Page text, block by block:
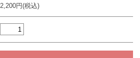
2,200円(税込)